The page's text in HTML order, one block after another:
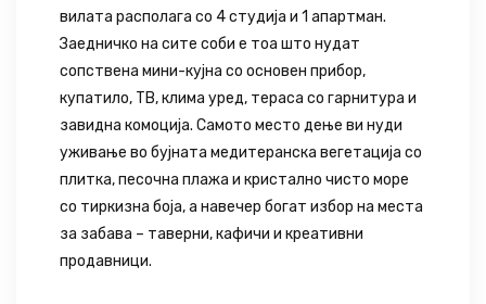
вилата располага со 4 студија и 1 апартман.
Заедничко на сите соби е тоа што нудат
сопствена мини-кујна со основен прибор,
купатило, ТВ, клима уред, тераса со гарнитура и
завидна комоција. Самото место дење ви нуди
уживање во бујната медитеранска вегетација со
плитка, песочна плажа и кристално чисто море
со тиркизна боја, а навечер богат избор на места
за забава – таверни, кафичи и креативни
продавници.